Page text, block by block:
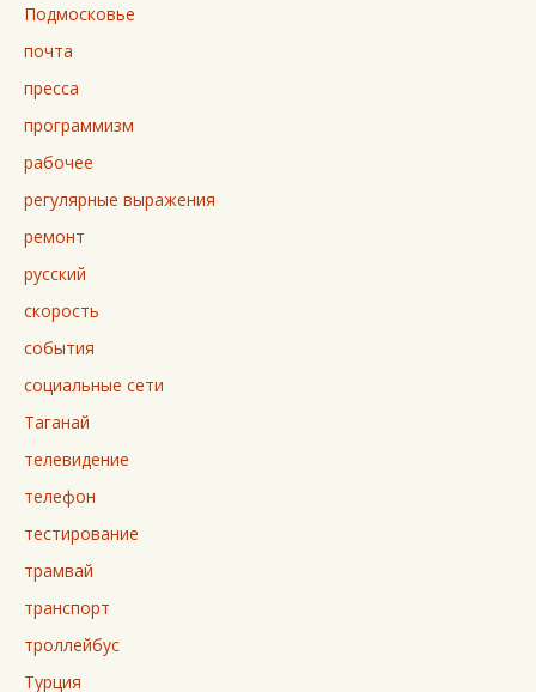
Подмосковье
почта
пресса
программизм
рабочее
регулярные выражения
ремонт
русский
скорость
события
социальные сети
Таганай
телевидение
телефон
тестирование
трамвай
транспорт
троллейбус
Турция